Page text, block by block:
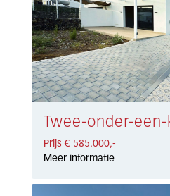
Prijs € 585.000,-
Meer informatie